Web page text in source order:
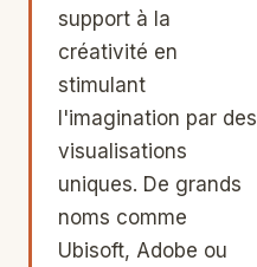
support à la
créativité en
stimulant
l'imagination par des
visualisations
uniques. De grands
noms comme
Ubisoft, Adobe ou